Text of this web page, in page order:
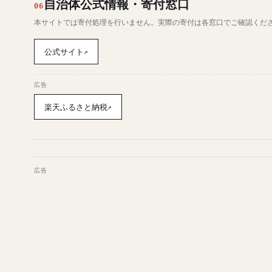
06 自治体公式情報・寄付窓口
本サイトでは寄付処理を行いません。実際の寄付は各窓口でご確認くだ
公式サイト ↗
広告
楽天ふるさと納税↗
広告